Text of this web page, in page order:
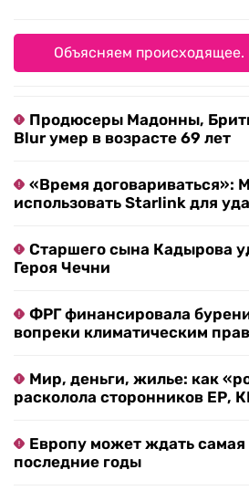
Объясняем происходящее.
Продюсеры Мадонны,
Blur умер в возрасте 69 лет
«Время договариваться»:
использовать Starlink для
Старшего сына Кадырова
Героя Чечни
ФРГ финансировала
вопреки климатическим
Мир, деньги, жилье: как
расколола сторонников ЕР,
Европу может ждать
последние годы